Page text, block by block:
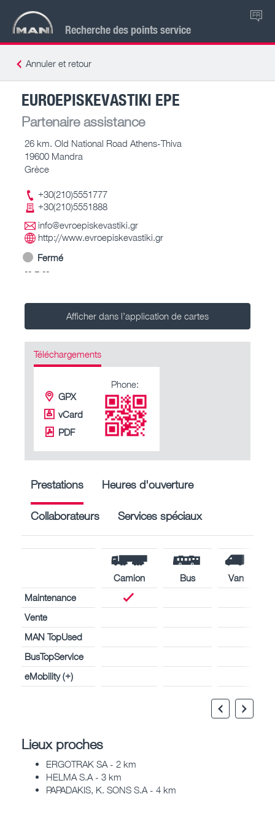
Recherche des points service
FR
Annuler et retour
EUROEPISKEVASTIKI EPE
Partenaire assistance
26 km. Old National Road Athens-Thiva
19600 Mandra
Grèce
+30(210)5551777
+30(210)5551888
info@evroepiskevastiki.gr
http://www.evroepiskevastiki.gr
Fermé
-- – --
Afficher dans l’application de cartes
Téléchargements
GPX
vCard
PDF
Phone:
Prestations Heures d'ouverture
Collaborateurs Services spéciaux
Camion Bus
Van
Maintenance
Vente
MAN TopUsed
BusTopService
eMobility (+)
Lieux proches
ERGOTRAK SA - 2 km
HELMA S.A - 3 km
PAPADAKIS, K. SONS S.A - 4 km